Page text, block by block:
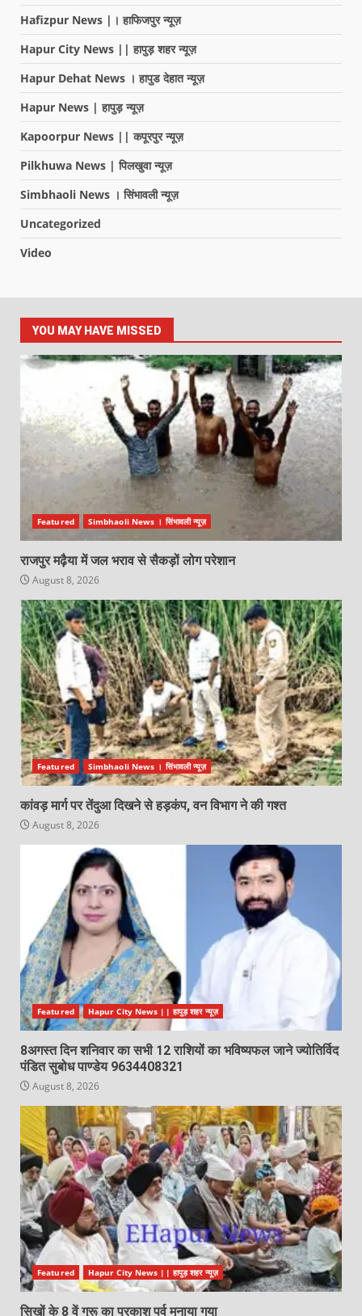
Hafizpur News |। हाफिजपुर न्यूज़
Hapur City News || हापुड़ शहर न्यूज़
Hapur Dehat News । हापुड देहात न्यूज़
Hapur News | हापुड़ न्यूज़
Kapoorpur News || कपूरपुर न्यूज़
Pilkhuwa News | पिलखुवा न्यूज़
Simbhaoli News । सिंभावली न्यूज़
Uncategorized
Video
YOU MAY HAVE MISSED
Featured Simbhaoli News । सिंभावली न्यूज़
राजपुर मढ़ैया में जल भराव से सैकड़ों लोग परेशान
August 8, 2026
Featured Simbhaoli News । सिंभावली न्यूज़
कांवड़ मार्ग पर तेंदुआ दिखने से हड़कंप, वन विभाग ने की गश्त
August 8, 2026
Featured Hapur City News || हापुड़ शहर न्यूज़
8अगस्त दिन शनिवार का सभी 12 राशियों का भविष्यफल जाने ज्योतिर्विद
पंडित सुबोध पाण्डेय 9634408321
August 8, 2026
Featured Hapur City News || हापुड़ शहर न्यूज़
सिखों के 8 वें गुरू का प्रकाश पर्व मनाया गया